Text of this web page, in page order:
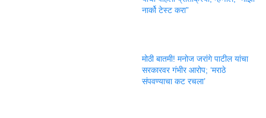
नार्को टेस्ट करा”
मोठी बातमी! मनोज जरांगे पाटील यांचा
सरकारवर गंभीर आरोप; ‘मराठे
संपवण्याचा कट रचला’